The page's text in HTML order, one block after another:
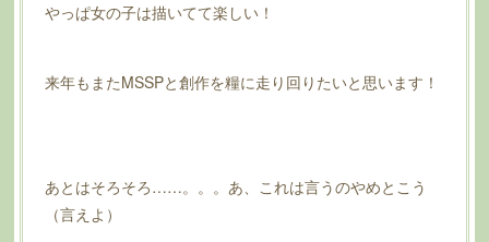
やっぱ女の子は描いてて楽しい！
来年もまたMSSPと創作を糧に走り回りたいと思います！
あとはそろそろ……。。。あ、これは言うのやめとこう
（言えよ）